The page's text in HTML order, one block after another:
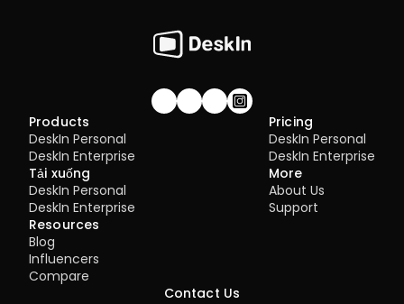
Join our community!
Products
DeskIn Personal
DeskIn Enterprise
Tải xuống
DeskIn Personal
DeskIn Enterprise
Pricing
DeskIn Personal
DeskIn Enterprise
More
About Us
Support
Resources
Blog
Influencers
Compare
Contact Us